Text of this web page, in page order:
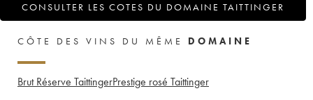
CONSULTER LES COTES DU DOMAINE TAITTINGER
CÔTE DES VINS DU MÊME DOMAINE
Brut Réserve TaittingerPrestige rosé Taittinger